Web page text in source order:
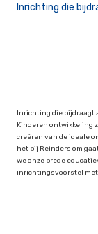
Inrichting die
Inrichting die bijdraagt
Kinderen ontwikkeling
creëren van de ideale
het bij Reinders om
we onze brede
inrichtingsvoorstel